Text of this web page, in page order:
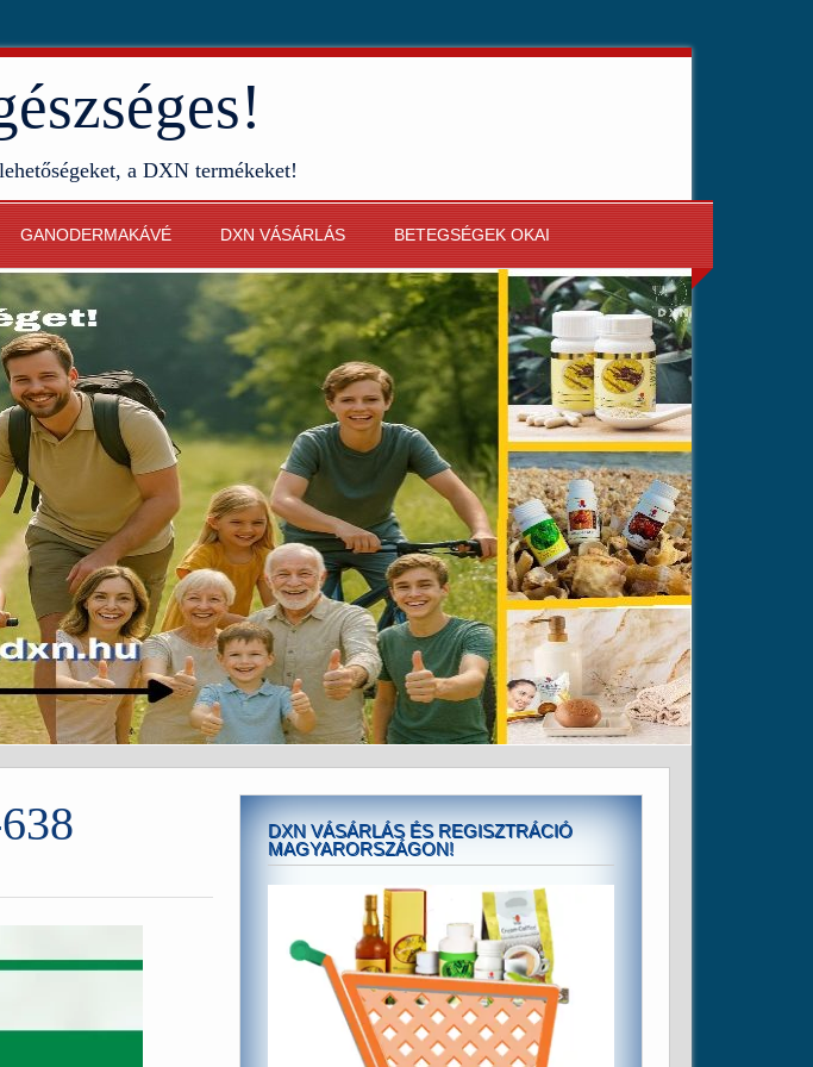
a DXN termékeket!
GANODERMAKÁVÉ DXN VÁSÁRLÁS BETEGSÉGEK OKAI
DXN VÁSÁRLÁS ÉS REGISZTRÁCIÓ
MAGYARORSZÁGON!